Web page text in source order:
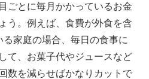
ごとに毎月かかっているお金
う。例えば、食費が外食を含
家庭の場合、毎日の食事に
て、お菓子代やジュースなど
数を減らせばかなりカットで